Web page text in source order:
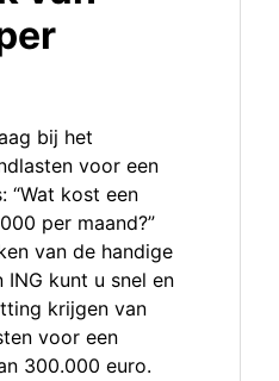
bij het
voor een
“Wat kost een
per maand?”
van de handige
kunt u snel en
krijgen van
voor een
300.000 euro.